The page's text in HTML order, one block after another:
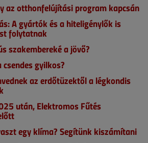
az otthonfelújítási program kapcsán
A gyártók és a hiteligénylők is
folytatnak
szakembereké a jövő?
csendes gyilkos?
az erdőtüzektől a légkondis
után, Elektromos Fűtés
egy klíma? Segítünk kiszámítani